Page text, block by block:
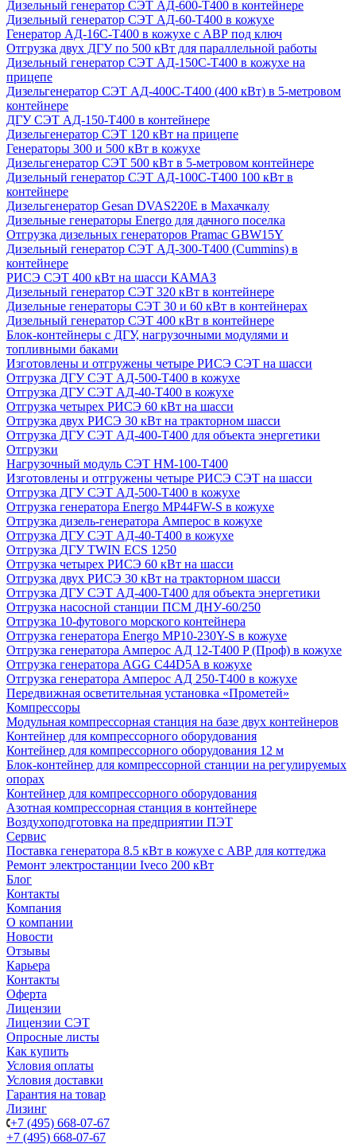
Дизельный генератор СЭТ АД-600-Т400 в контейнере
Дизельный генератор СЭТ АД-60-Т400 в кожухе
Генератор АД-16С-Т400 в кожухе с АВР под ключ
Отгрузка двух ДГУ по 500 кВт для параллельной работы
Дизельный генератор СЭТ АД-150С-Т400 в кожухе на
прицепе
Дизельгенератор СЭТ АД-400С-Т400 (400 кВт) в 5-метровом
контейнере
ДГУ СЭТ АД-150-Т400 в контейнере
Дизельгенератор СЭТ 120 кВт на прицепе
Генераторы 300 и 500 кВт в кожухе
Дизельгенератор СЭТ 500 кВт в 5-метровом контейнере
Дизельный генератор СЭТ АД-100С-Т400 100 кВт в
контейнере
Дизельгенератор Gesan DVAS220E в Махачкалу
Дизельные генераторы Energo для дачного поселка
Отгрузка дизельных генераторов Pramac GВW15Y
Дизельный генератор СЭТ АД-300-Т400 (Cummins) в
контейнере
РИСЭ СЭТ 400 кВт на шасси КАМАЗ
Дизельный генератор СЭТ 320 кВт в контейнере
Дизельные генераторы СЭТ 30 и 60 кВт в контейнерах
Дизельный генератор СЭТ 400 кВт в контейнере
Блок-контейнеры с ДГУ, нагрузочными модулями и
топливными баками
Изготовлены и отгружены четыре РИСЭ СЭТ на шасси
Отгрузка ДГУ СЭТ АД-500-Т400 в кожухе
Отгрузка ДГУ СЭТ АД-40-Т400 в кожухе
Отгрузка четырех РИСЭ 60 кВт на шасси
Отгрузка двух РИСЭ 30 кВт на тракторном шасси
Отгрузка ДГУ СЭТ АД-400-Т400 для объекта энергетики
Отгрузки
Нагрузочный модуль СЭТ НМ-100-Т400
Изготовлены и отгружены четыре РИСЭ СЭТ на шасси
Отгрузка ДГУ СЭТ АД-500-Т400 в кожухе
Отгрузка генератора Energo MP44FW-S в кожухе
Отгрузка дизель-генератора Амперос в кожухе
Отгрузка ДГУ СЭТ АД-40-Т400 в кожухе
Отгрузка ДГУ TWIN ECS 1250
Отгрузка четырех РИСЭ 60 кВт на шасси
Отгрузка двух РИСЭ 30 кВт на тракторном шасси
Отгрузка ДГУ СЭТ АД-400-Т400 для объекта энергетики
Отгрузка насосной станции ПСМ ДНУ-60/250
Отгрузка 10-футового морского контейнера
Отгрузка генератора Energo MP10-230Y-S в кожухе
Отгрузка генератора Амперос АД 12-Т400 P (Проф) в кожухе
Отгрузка генератора AGG C44D5A в кожухе
Отгрузка генератора Амперос АД 250-Т400 в кожухе
Передвижная осветительная установка «Прометей»
Компрессоры
Модульная компрессорная станция на базе двух контейнеров
Контейнер для компрессорного оборудования
Контейнер для компрессорного оборудования 12 м
Блок-контейнер для компрессорной станции на регулируемых
опорах
Контейнер для компрессорного оборудования
Азотная компрессорная станция в контейнере
Воздухоподготовка на предприятии ПЭТ
Сервис
Поставка генератора 8.5 кВт в кожухе с АВР для коттеджа
Ремонт электростанции Iveco 200 кВт
Блог
Контакты
Компания
О компании
Новости
Отзывы
Карьера
Контакты
Оферта
Лицензии
Лицензии СЭТ
Опросные листы
Как купить
Условия оплаты
Условия доставки
Гарантия на товар
Лизинг
+7 (495) 668-07-67
+7 (495) 668-07-67